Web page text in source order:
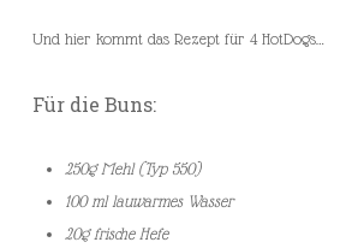
Und hier kommt das Rezept für 4 HotDogs…
Für die Buns:
250g Mehl (Typ 550)
100 ml lauwarmes Wasser
20g frische Hefe